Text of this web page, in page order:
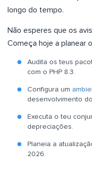
longo do tempo.
Não esperes que os
Começa hoje a planear
Audita os teus
com o PHP 8.3.
Configura um
desenvolvimento
Executa o teu
depreciações.
Planeia a
2026.